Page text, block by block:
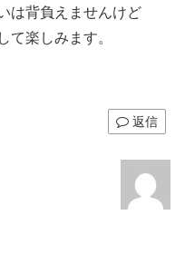
は背負えませんけど
て楽しみます。
返信